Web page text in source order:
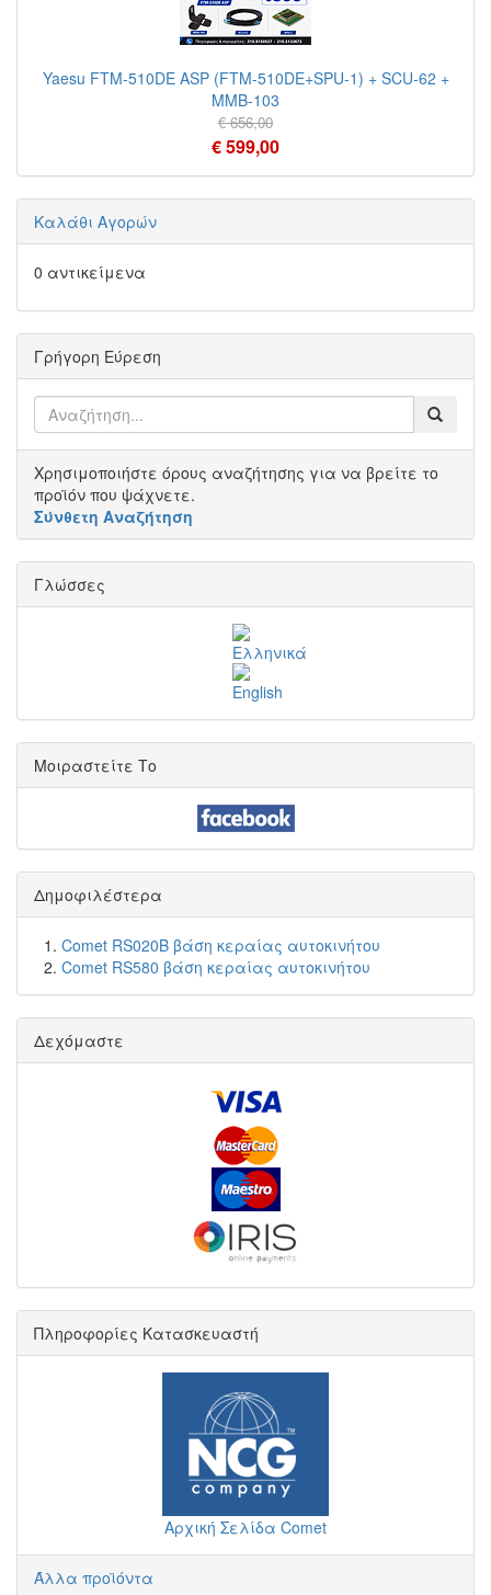
Yaesu FTM-510DE ASP (FTM-510DE+SPU-1) + SCU-62 +
MMB-103
€ 656,00
€ 599,00
Καλάθι Αγορών
0 αντικείμενα
Γρήγορη Εύρεση
Χρησιμοποιήστε όρους αναζήτησης για να βρείτε το
προϊόν που ψάχνετε.
Σύνθετη Αναζήτηση
Γλώσσες
Μοιραστείτε Το
Δημοφιλέστερα
Comet RS020B βάση κεραίας αυτοκινήτου
Comet RS580 βάση κεραίας αυτοκινήτου
Δεχόμαστε
Πληροφορίες Κατασκευαστή
Αρχική Σελίδα Comet
Άλλα προϊόντα